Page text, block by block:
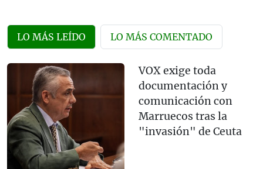
LO MÁS LEÍDO LO MÁS COMENTADO
VOX exige toda
documentación y
comunicación con
Marruecos tras la
"invasión" de Ceuta